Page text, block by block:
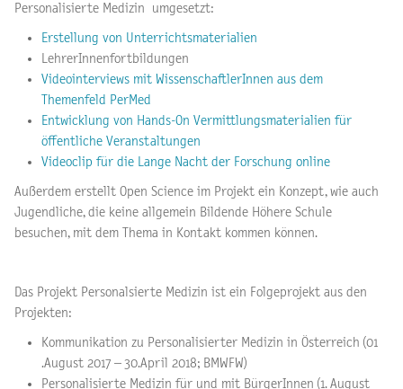
Personalisierte Medizin umgesetzt:
Erstellung von Unterrichtsmaterialien
LehrerInnenfortbildungen
Videointerviews mit WissenschaftlerInnen aus dem
Themenfeld PerMed
Entwicklung von Hands-On Vermittlungsmaterialien für
öffentliche Veranstaltungen
Videoclip für die Lange Nacht der Forschung online
Außerdem erstellt Open Science im Projekt ein Konzept, wie auch
Jugendliche, die keine allgemein Bildende Höhere Schule
besuchen, mit dem Thema in Kontakt kommen können.
Das Projekt Personalsierte Medizin ist ein Folgeprojekt aus den
Projekten:
Kommunikation zu Personalisierter Medizin in Österreich (01
.August 2017 – 30.April 2018; BMWFW)
Personalisierte Medizin für und mit BürgerInnen (1. August